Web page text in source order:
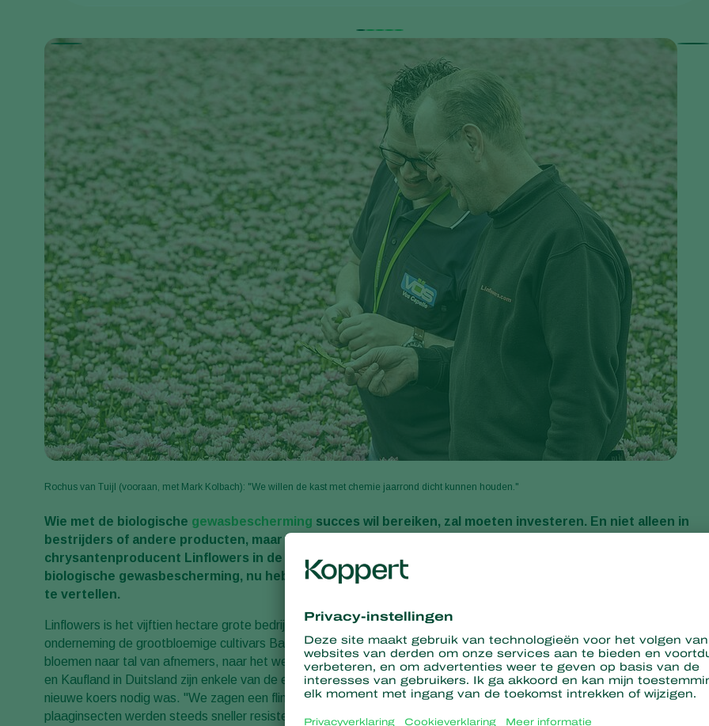
Rochus van Tuijl (vooraan, met Mark Kolbach): "We willen de kast met chemie jaarrond dicht kunnen houden."
Wie met de biologische gewasbescherming succes wil bereiken, zal moeten investeren. En niet alleen in
bestrijders of andere producten, maar zeker ook in een professionele aanpak. Dat is de ervaring van
chrysantenproducent Linflowers in de Bommelerwaard. Acht jaar geleden begon de onderneming met de
biologische gewasbescherming, nu hebbenspintentrips - de belangrijkste plaaginsecten - niet veel meer
te vertellen.
Linflowers is het vijftien hectare grote bedrijf van de broers David en Rochus van Tuijl. Op drie vestigingen teelt de
onderneming de grootbloemige cultivars Baltica, Ibis (als exclusieve teelt), Memphis en Stresa. Via FloraHolland gaan
bloemen naar tal van afnemers, naar het westen tot in Ierland, naar het oosten tot ver achter Moskou. ASDA in
en Kaufland in Duitsland zijn enkele van de eindafnemers. In 2011 kwamen de twee broers tot de conclusie dat een
nieuwe koers nodig was. "We zagen een flinke bui hangen", vertelt Rochus van Tuijl. "Het middelenpakket werd kleiner
plaaginsecten werden steeds sneller resistent. Dat zette zo veel gezondheidsdruk op het gewas, dat wij onze plannen